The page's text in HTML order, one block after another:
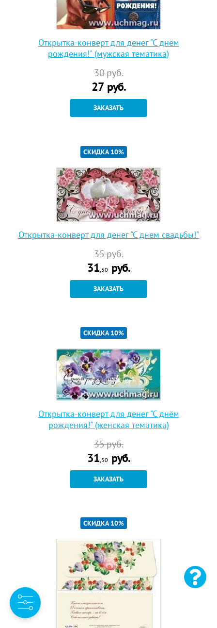
Открытка-конверт для денег "С днём
рождения!" (мужская тематика)
30руб.
27руб.
ЗАКАЗАТЬ
СКИДКА 10%
Открытка-конверт для денег "С днем свадьбы!"
35руб.
31 ,50 руб.
ЗАКАЗАТЬ
СКИДКА 10%
Открытка-конверт для денег "С днём
рождения!" (женская тематика)
35руб.
31 ,50 руб.
ЗАКАЗАТЬ
СКИДКА 10%